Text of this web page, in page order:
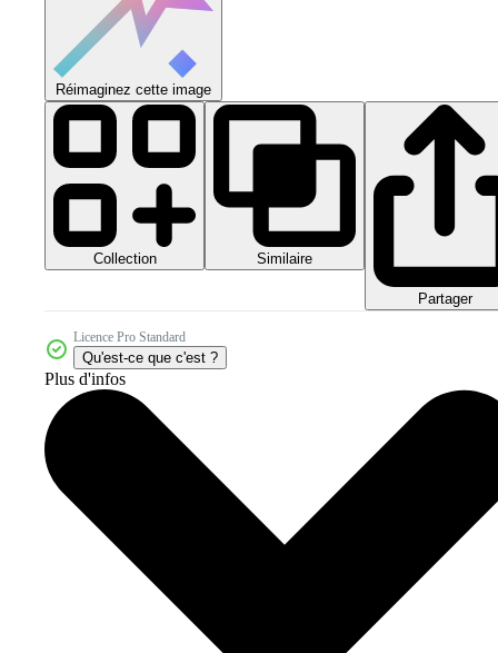
Réimaginez cette image
Collection Similaire
Partager
Licence Pro Standard
Qu'est-ce que c'est ?
Plus d'infos